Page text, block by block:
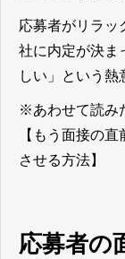
応募者がリラッ
社に内定が決ま
しい」という熱
※あわせて読み
【もう面接の
させる方法】
応募者の